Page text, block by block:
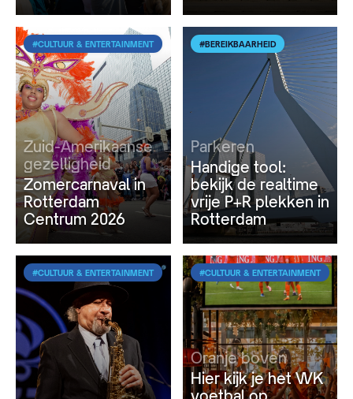
#CULTUUR & ENTERTAINMENT
Zuid-Amerikaanse
gezelligheid
Zomercarnaval in
Rotterdam
Centrum 2026
#BEREIKBAARHEID
Parkeren
Handige tool:
bekijk de realtime
vrije P+R plekken in
Rotterdam
#CULTUUR & ENTERTAINMENT #CULTUUR & ENTERTAINMENT
Oranje boven
Hier kijk je het WK